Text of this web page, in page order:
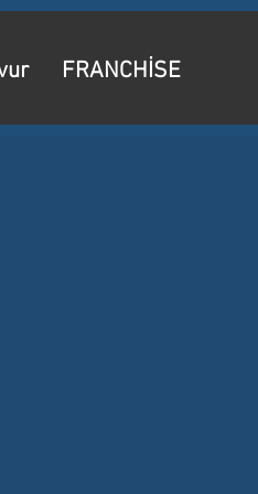
FRANCHİSE